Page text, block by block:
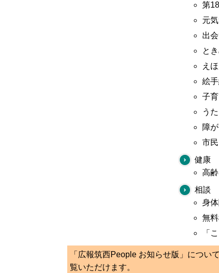
第
元
出
と
え
絵
子
う
障
市
健康
高
相談
身
無
「
「広報筑西People お知らせ版」につ
覧いただけます。